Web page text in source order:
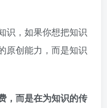
识，如果你想把知识
原创能力，而是知识
，而是在为知识的传